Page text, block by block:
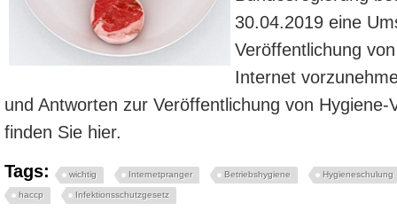
30.04.2019 eine
Veröffentlichung
Internet
und Antworten zur Veröffentlichung von
finden Sie hier.
Tags:
wichtig Internetpranger Betriebshygiene Hygieneschulung
haccp Infektionsschutzgesetz